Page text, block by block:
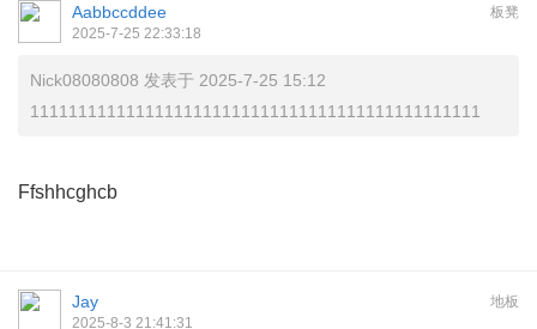
板凳
Aabbccddee
2025-7-25 22:33:18
Nick08080808 发表于 2025-7-25 15:12
11111111111111111111111111111111111111111111111
Ffshhcghcb
地板
Jay
2025-8-3 21:41:31